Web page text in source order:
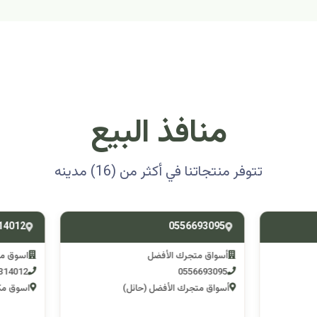
منافذ البيع
تتوفر منتجاتنا في أكثر من (16) مدينه
متجرك الأفضل (حائل)
اسوق مكشات جو (الرصف)